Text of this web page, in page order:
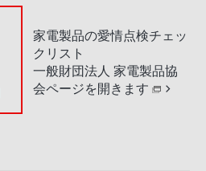
家電製品の愛情点検チェッ
クリスト
一般財団法人 家電製品協
会ページを開きます